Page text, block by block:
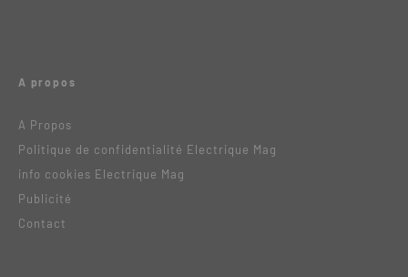
A propos
A Propos
Politique de confidentialité Electrique Mag
info cookies Electrique Mag
Publicité
Contact